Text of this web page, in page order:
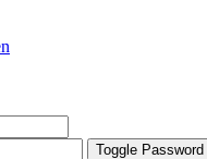
Toggle